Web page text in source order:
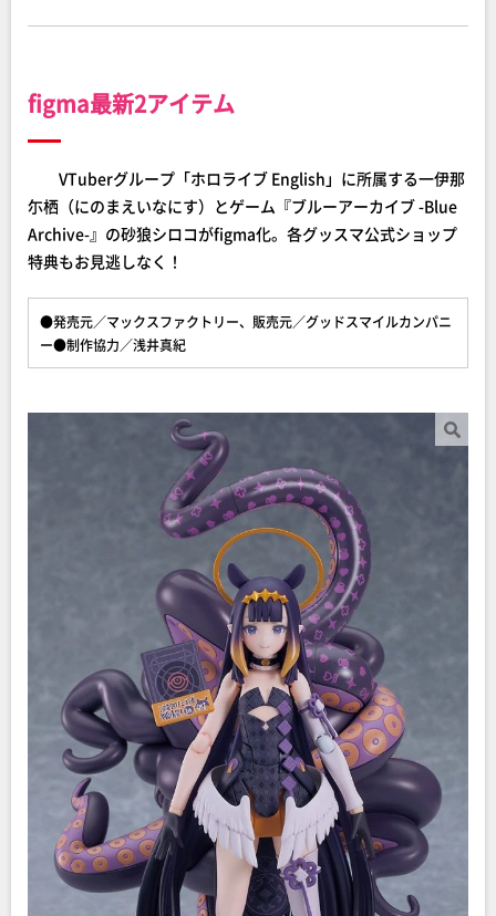
figma最新2アイテム
VTuberグループ「ホロライブ English」に所属する一伊那
尓栖（にのまえいなにす）とゲーム『ブルーアーカイブ -Blue
Archive-』の砂狼シロコがfigma化。各グッスマ公式ショップ
特典もお見逃しなく！
●発売元／マックスファクトリー、販売元／グッドスマイルカンパニ
ー●制作協力／浅井真紀